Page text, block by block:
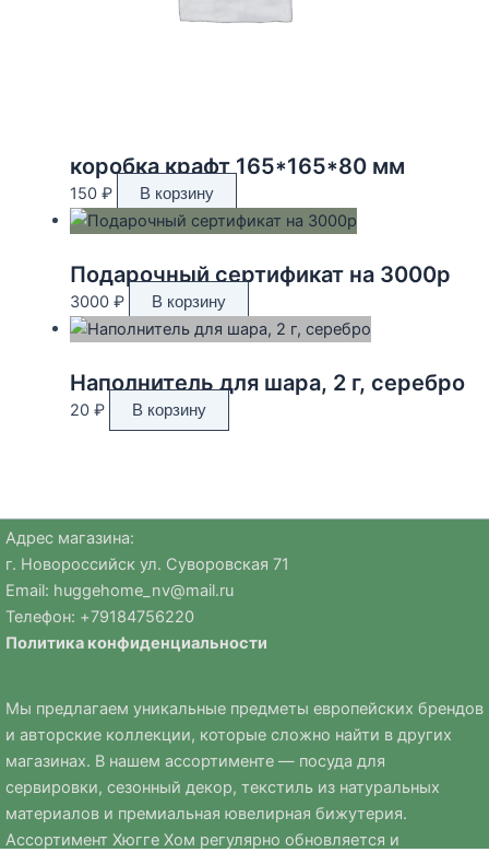
коробка крафт 165*165*80 мм
150 ₽ В корзину
Подарочный сертификат на 3000р
3000 ₽ В корзину
Наполнитель для шара, 2 г, серебро
20 ₽ В корзину
Адрес магазина:
г. Новороссийск ул. Суворовская 71
Email: huggehome_nv@mail.ru
Телефон: +79184756220
Политика конфиденциальности
Мы предлагаем уникальные предметы европейских брендов
и авторские коллекции, которые сложно найти в других
магазинах. В нашем ассортименте — посуда для
сервировки, сезонный декор, текстиль из натуральных
материалов и премиальная ювелирная бижутерия.
Ассортимент Хюгге Хом регулярно обновляется и